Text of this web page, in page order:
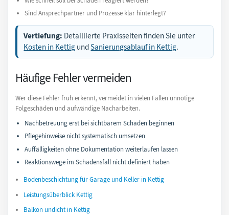
Sind Ansprechpartner und Prozesse klar hinterlegt?
Vertiefung: Detaillierte Praxisseiten finden Sie unter
Kosten in Kettig undSanierungsablauf in Kettig.
Häufige Fehler vermeiden
Wer diese Fehler früh erkennt, vermeidet in vielen Fällen unnötige
Folgeschäden und aufwändige Nacharbeiten.
Nachbetreuung erst bei sichtbarem Schaden beginnen
Pflegehinweise nicht systematisch umsetzen
Auffälligkeiten ohne Dokumentation weiterlaufen lassen
Reaktionswege im Schadensfall nicht definiert haben
Bodenbeschichtung für Garage und Keller in Kettig
Leistungsüberblick Kettig
Balkon undicht in Kettig